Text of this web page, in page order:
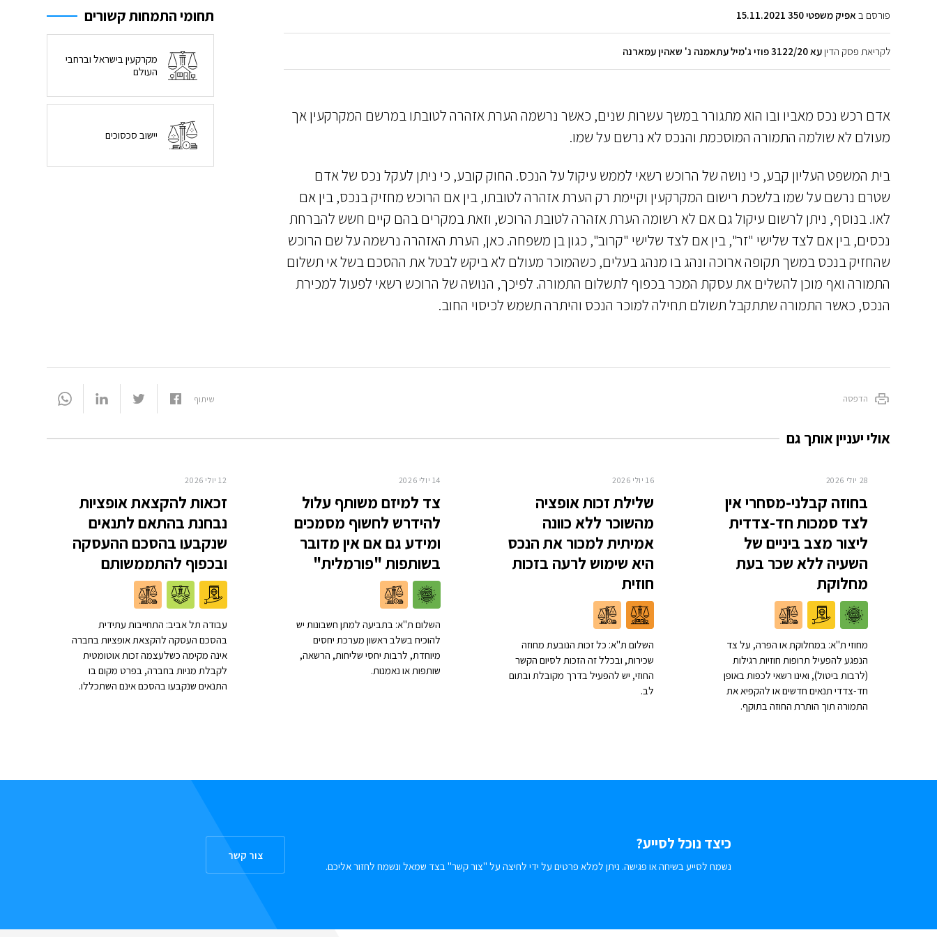
פורסם ב אפיק משפטי 350 15.11.2021
לקריאת פסק הדיןעא 3122/20 פוזי ג'מיל עתאמנה נ' שאהין עמארנה
אדם רכש נכס מאביו ובו הוא מתגורר במשך עשרות שנים, כאשר נרשמה הערת אזהרה לטובתו במרשם המקרקעין אך
מעולם לא שולמה התמורה המוסכמת והנכס לא נרשם על שמו.
בית המשפט העליון קבע, כי נושה של הרוכש רשאי לממש עיקול על הנכס. החוק קובע, כי ניתן לעקל נכס של אדם
שטרם נרשם על שמו בלשכת רישום המקרקעין וקיימת רק הערת אזהרה לטובתו, בין אם הרוכש מחזיק בנכס, בין אם
לאו. בנוסף, ניתן לרשום עיקול גם אם לא רשומה הערת אזהרה לטובת הרוכש, וזאת במקרים בהם קיים חשש להברחת
נכסים, בין אם לצד שלישי "זר", בין אם לצד שלישי "קרוב", כגון בן משפחה. כאן, הערת האזהרה נרשמה על שם הרוכש
שהחזיק בנכס במשך תקופה ארוכה ונהג בו מנהג בעלים, כשהמוכר מעולם לא ביקש לבטל את ההסכם בשל אי תשלום
התמורה ואף מוכן להשלים את עסקת המכר בכפוף לתשלום התמורה. לפיכך, הנושה של הרוכש רשאי לפעול למכירת
הנכס, כאשר התמורה שתתקבל תשולם תחילה למוכר הנכס והיתרה תשמש לכיסוי החוב.
תחומי התמחות קשורים
מקרקעין בישראל וברחבי
העולם
יישוב סכסוכים
הדפסה שיתוף
אולי יעניין אותך גם
28 יולי 2026
בחוזה קבלני-מסחרי אין
לצד סמכות חד-צדדית
ליצור מצב ביניים של
השעיה ללא שכר בעת
מחלוקת
מחוזי ת"א: במחלוקת או הפרה, על צד
הנפגע להפעיל תרופות חוזיות רגילות
(לרבות ביטול), ואינו רשאי לכפות באופן
חד-צדדי תנאים חדשים או להקפיא את
התמורה תוך הותרת החוזה בתוקף.
16 יולי 2026
שלילת זכות אופציה
מהשוכר ללא כוונה
אמיתית למכור את הנכס
היא שימוש לרעה בזכות
חוזית
השלום ת"א: כל זכות הנובעת מחוזה
שכירות, ובכלל זה הזכות לסיום הקשר
החוזי, יש להפעיל בדרך מקובלת ובתום
לב.
14 יולי 2026
צד למיזם משותף עלול
להידרש לחשוף מסמכים
ומידע גם אם אין מדובר
בשותפות "פורמלית"
השלום ת"א: בתביעה למתן חשבונות יש
להוכיח בשלב ראשון מערכת יחסים
מיוחדת, לרבות יחסי שליחות, הרשאה,
שותפות או נאמנות.
12 יולי 2026
זכאות להקצאת אופציות
נבחנת בהתאם לתנאים
שנקבעו בהסכם ההעסקה
ובכפוף להתממשותם
עבודה תל אביב: התחייבות עתידית
בהסכם העסקה להקצאת אופציות בחברה
אינה מקימה כשלעצמה זכות אוטומטית
לקבלת מניות בחברה, בפרט מקום בו
התנאים שנקבעו בהסכם אינם השתכללו.
כיצד נוכל לסייע?
נשמח לסייע בשיחה או פגישה. ניתן למלא פרטים על ידי לחיצה על "צור קשר" בצד שמאל ונשמח לחזור אליכם.
צור קשר